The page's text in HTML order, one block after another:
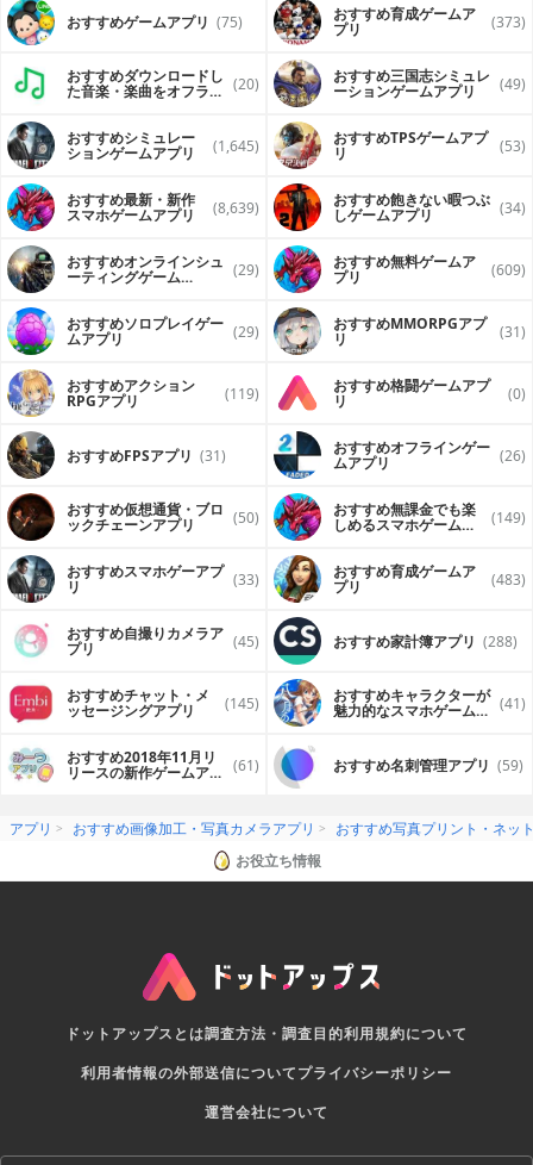
おすすめゲームアプリ (75) おすすめ育成ゲームア
プリ (373)
おすすめダウンロードし
た音楽・楽曲をオフライ (20) おすすめ三国志シミュレ
ーションゲームアプリ (49)
おすすめシミュレー
ションゲームアプリ (1,645) おすすめTPSゲームアプ
リ (53)
おすすめ最新・新作
スマホゲームアプリ (8,639) おすすめ飽きない暇つぶ
しゲームアプリ (34)
おすすめオンラインシュ
ーティングゲーム (29) おすすめ無料ゲームア
プリ (609)
おすすめソロプレイゲー
ムアプリ (29) おすすめ MMORPGアプ
リ (31)
おすすめアクション
RPGアプリ (119) おすすめ格闘ゲームアプ
リ (0)
おすすめFPSアプリ (31) おすすめオフラインゲー
ムアプリ (26)
おすすめ仮想通貨・ブロ
ックチェーンアプリ (50) おすすめ無課金でも楽
しめるスマホゲームア (149)
おすすめスマホゲーアプ
リ (33) おすすめ育成ゲームア
プリ (483)
おすすめ自撮りカメラア
プリ (45) おすすめ家計簿アプリ (288)
おすすめチャット・メ
ッセージングアプリ (145) おすすめキャラクターが
魅力的なスマホゲームア (41)
おすすめ2018年11月リ
リースの新作ゲームアプ (61) おすすめ名刺管理アプリ (59)
アプリ おすすめ画像加工・写真カメラアプリ
おすすめ写真プリント・ネッ
お役立ち情報
ドットアップスとは調査方法・調査目的利用規約について
利用者情報の外部送信についてプライバシーポリシー
運営会社について